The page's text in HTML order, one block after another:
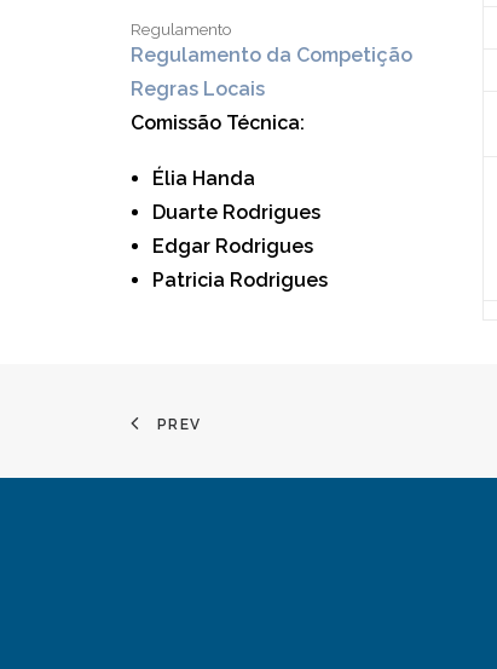
Regulamento
Regulamento da Competição
Regras Locais
Comissão Técnica:
Élia Handa
Duarte Rodrigues
Edgar Rodrigues
Patricia Rodrigues
PREV